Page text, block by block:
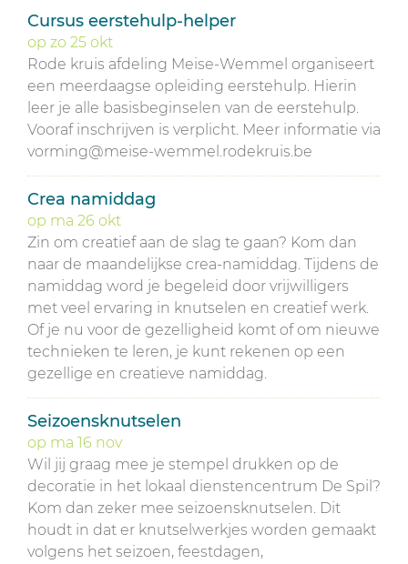
Cursus eerstehulp-helper
op zo 25 okt
Rode kruis afdeling Meise-Wemmel organiseert
een meerdaagse opleiding eerstehulp. Hierin
leer je alle basisbeginselen van de eerstehulp.
Vooraf inschrijven is verplicht. Meer informatie via
vorming@meise-wemmel.rodekruis.be
Crea namiddag
op ma 26 okt
Zin om creatief aan de slag te gaan? Kom dan
naar de maandelijkse crea-namiddag. Tijdens de
namiddag word je begeleid door vrijwilligers
met veel ervaring in knutselen en creatief werk.
Of je nu voor de gezelligheid komt of om nieuwe
technieken te leren, je kunt rekenen op een
gezellige en creatieve namiddag.
Seizoensknutselen
op ma 16 nov
Wil jij graag mee je stempel drukken op de
decoratie in het lokaal dienstencentrum De Spil?
Kom dan zeker mee seizoensknutselen. Dit
houdt in dat er knutselwerkjes worden gemaakt
volgens het seizoen, feestdagen,